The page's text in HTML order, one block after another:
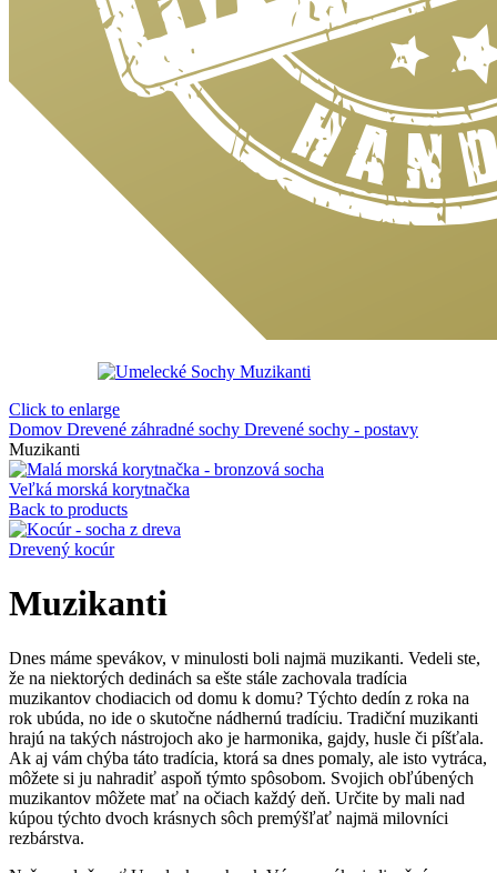
Click to enlarge
Domov Drevené záhradné sochy Drevené sochy - postavy
Muzikanti
Veľká morská korytnačka
Back to products
Drevený kocúr
Muzikanti
Dnes máme spevákov, v minulosti boli najmä muzikanti. Vedeli ste,
že na niektorých dedinách sa ešte stále zachovala tradícia
muzikantov chodiacich od domu k domu? Týchto dedín z roka na
rok ubúda, no ide o skutočne nádhernú tradíciu. Tradiční muzikanti
hrajú na takých nástrojoch ako je harmonika, gajdy, husle či píšťala.
Ak aj vám chýba táto tradícia, ktorá sa dnes pomaly, ale isto vytráca,
môžete si ju nahradiť aspoň týmto spôsobom. Svojich obľúbených
muzikantov môžete mať na očiach každý deň. Určite by mali nad
kúpou týchto dvoch krásnych sôch premýšľať najmä milovníci
rezbárstva.